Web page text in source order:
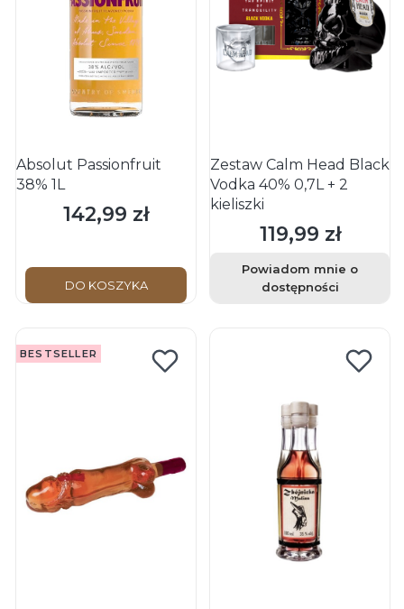
Absolut Passionfruit
38% 1L
Cena
142,99 zł
DO KOSZYKA
Zestaw Calm Head Black
Vodka 40% 0,7L + 2
kieliszki
Cena
119,99 zł
Powiadom mnie o
dostępności
BESTSELLER